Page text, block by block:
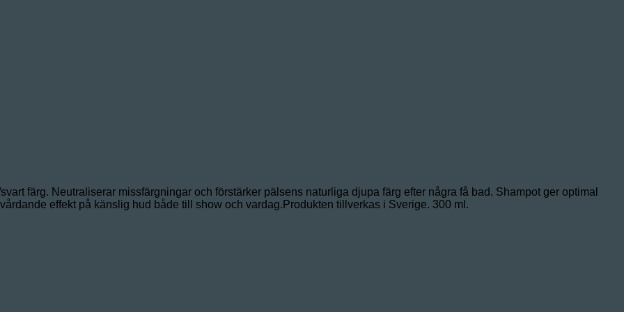
färg. Neutraliserar missfärgningar och förstärker pälsens naturliga djupa färg efter några få bad. Shampot ger optimal
effekt på känslig hud både till show och vardag.Produkten tillverkas i Sverige. 300 ml.